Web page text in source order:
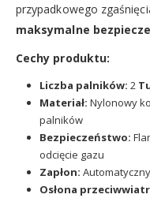
przypadkowego
maksymalne
Cechy produktu:
Liczba palników: 2
Materiał: Nylonowy
palników
Bezpieczeństwo:
odcięcie gazu
Zapłon:
Osłona